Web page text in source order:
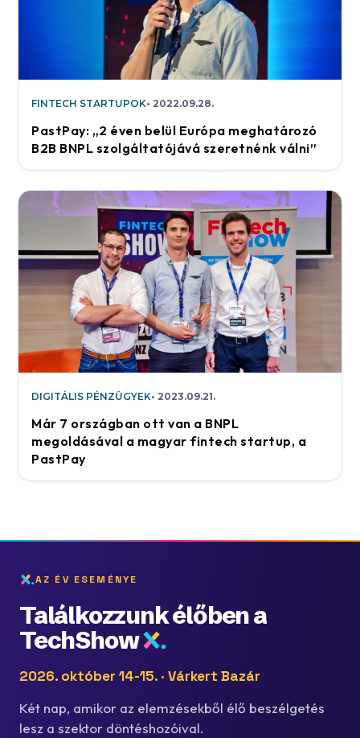
FINTECH STARTUPOK 2022.09.28.
PastPay: „2 éven belül Európa meghatározó
B2B BNPL szolgáltatójává szeretnénk válni”
DIGITÁLIS PÉNZÜGYEK 2023.09.21.
Már 7 országban ott van a BNPL
megoldásával a magyar fintech startup, a
PastPay
AZ ÉV ESEMÉNYE
Találkozzunk élőben a
TechShow
2026. október 14-15. · Várkert Bazár
Két nap, amikor az elemzésekből élő beszélgetés
lesz a szektor döntéshozóival.